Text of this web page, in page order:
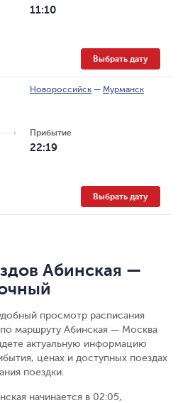
11:10
Выбрать дату
Новороссийск — Мурманск
Прибытие
22:19
Выбрать дату
Абинская —
просмотр расписания
маршруту Абинская — Москва
актуальную информацию
ценах и доступных поездах
поездки.
начинается в 02:05,